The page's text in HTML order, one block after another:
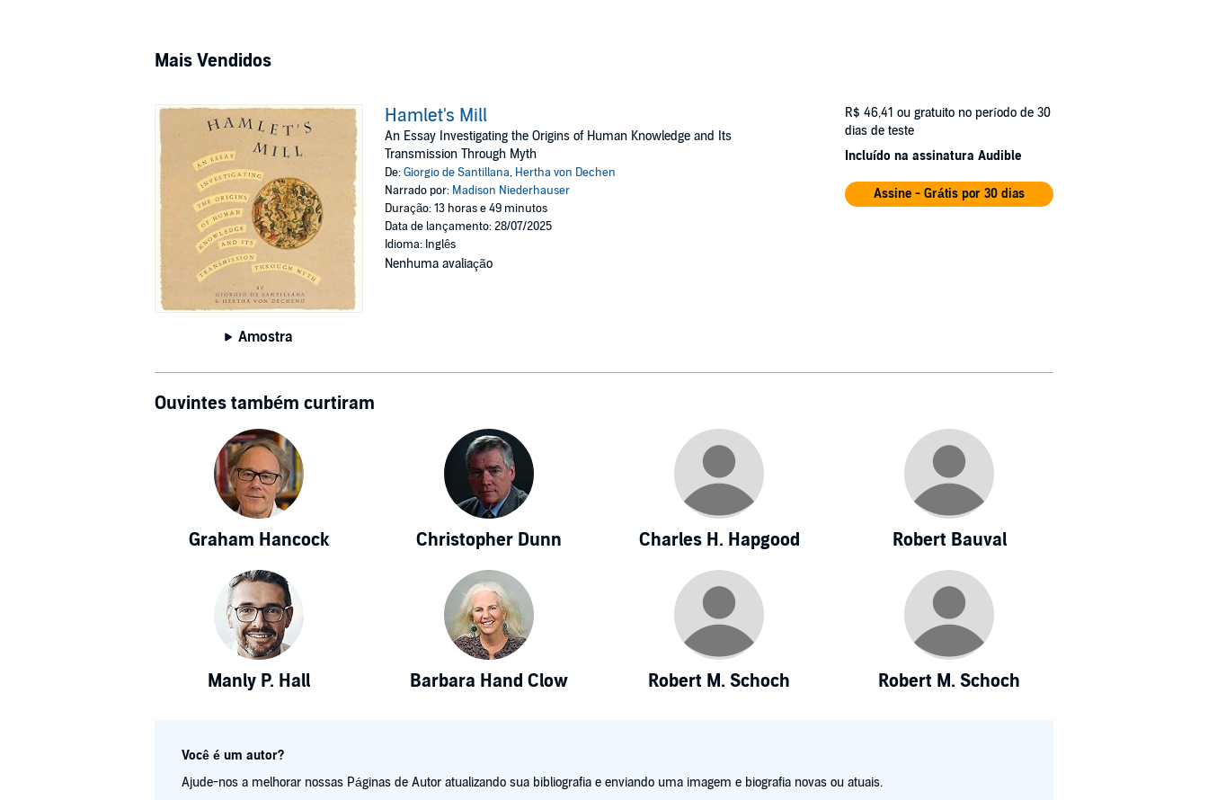
Mais Vendidos
Amostra
Hamlet's Mill
An Essay Investigating the Origins of Human Knowledge and Its
Transmission Through Myth
De:Giorgio de Santillana, Hertha von Dechen
Narrado por: Madison Niederhauser
Duração: 13 horas e 49 minutos
Data de lançamento: 28/07/2025
Idioma: Inglês
Nenhuma avaliação
R$ 46,41 ou gratuito no período de 30
dias de teste
Incluído na assinatura Audible
Assine - Grátis por 30 dias
Ouvintes também curtiram
Graham Hancock Christopher Dunn Charles H. Hapgood Robert Bauval
Manly P. Hall Barbara Hand Clow Robert M. Schoch Robert M. Schoch
Você é um autor?
Ajude-nos a melhorar nossas Páginas de Autor atualizando sua bibliografia e enviando uma imagem e biografia novas ou atuais.